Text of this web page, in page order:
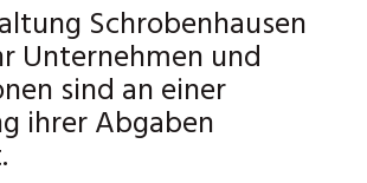
Schrobenhausen
Unternehmen und
sind an einer
ihrer Abgaben